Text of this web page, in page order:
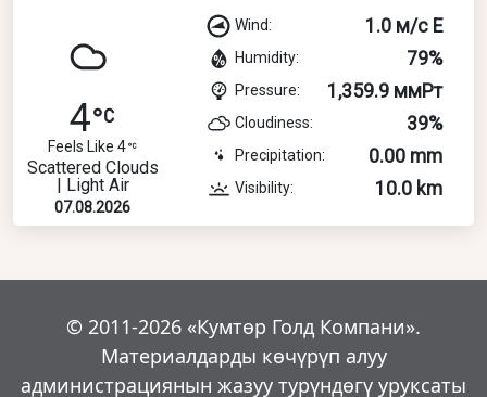
4
Feels Like 4
Scattered Clouds
| Light Air
07.08.2026
Wind: 1.0 м/с E
Humidity: 79%
Pressure: 1,359.9 ммРт
Cloudiness: 39%
Precipitation: 0.00 mm
Visibility: 10.0 km
© 2011-2026 «Кумтөр Голд Компани».
Материалдарды көчүрүп алуу
администрациянын жазуу турүндөгү уруксаты